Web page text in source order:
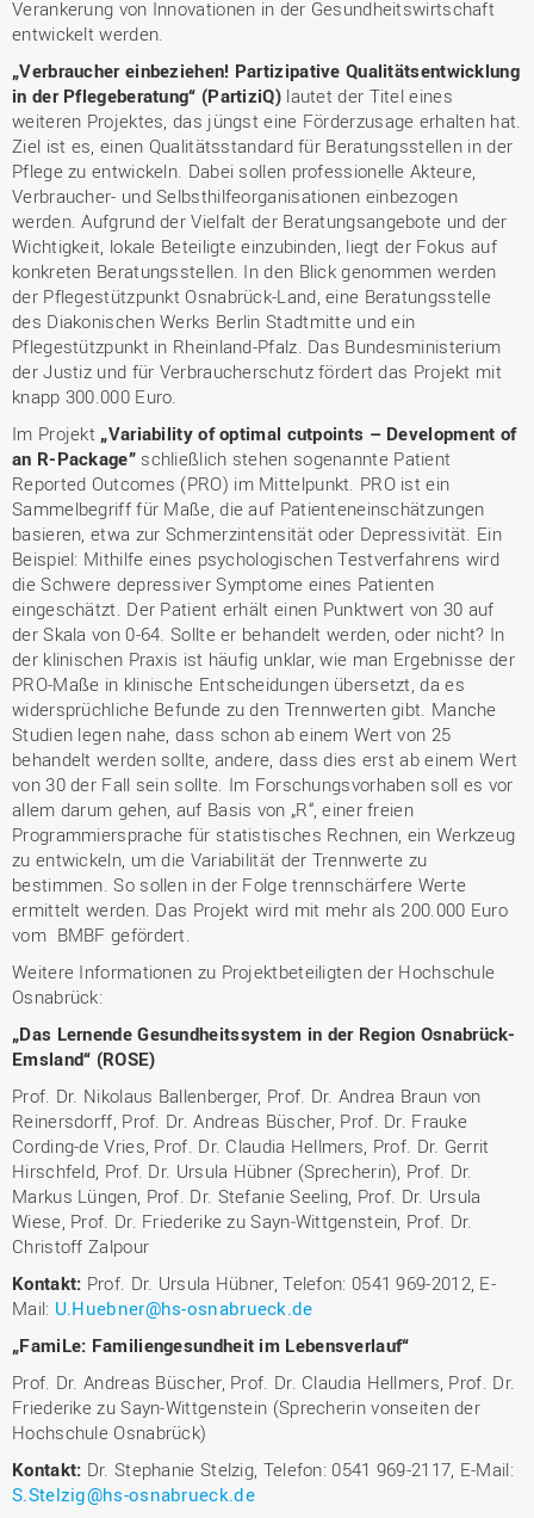
Verankerung von Innovationen in der Gesundheitswirtschaft
entwickelt werden.
„Verbraucher einbeziehen! Partizipative Qualitätsentwicklung
in der Pflegeberatung“ (PartiziQ)lautet der Titel eines
weiteren Projektes, das jüngst eine Förderzusage erhalten hat.
Ziel ist es, einen Qualitätsstandard für Beratungsstellen in der
Pflege zu entwickeln. Dabei sollen professionelle Akteure,
Verbraucher- und Selbsthilfeorganisationen einbezogen
werden. Aufgrund der Vielfalt der Beratungsangebote und der
Wichtigkeit, lokale Beteiligte einzubinden, liegt der Fokus auf
konkreten Beratungsstellen. In den Blick genommen werden
der Pflegestützpunkt Osnabrück-Land, eine Beratungsstelle
des Diakonischen Werks Berlin Stadtmitte und ein
Pflegestützpunkt in Rheinland-Pfalz. Das Bundesministerium
der Justiz und für Verbraucherschutz fördert das Projekt mit
knapp 300.000 Euro.
Im Projekt „Variability of optimal cutpoints – Development of
an R-Package”schließlich stehen sogenannte Patient
Reported Outcomes (PRO) im Mittelpunkt. PRO ist ein
Sammelbegriff für Maße, die auf Patienteneinschätzungen
basieren, etwa zur Schmerzintensität oder Depressivität. Ein
Beispiel: Mithilfe eines psychologischen Testverfahrens wird
die Schwere depressiver Symptome eines Patienten
eingeschätzt. Der Patient erhält einen Punktwert von 30 auf
der Skala von 0-64. Sollte er behandelt werden, oder nicht? In
der klinischen Praxis ist häufig unklar, wie man Ergebnisse der
PRO-Maße in klinische Entscheidungen übersetzt, da es
widersprüchliche Befunde zu den Trennwerten gibt. Manche
Studien legen nahe, dass schon ab einem Wert von 25
behandelt werden sollte, andere, dass dies erst ab einem Wert
von 30 der Fall sein sollte. Im Forschungsvorhaben soll es vor
allem darum gehen, auf Basis von „R“, einer freien
Programmiersprache für statistisches Rechnen, ein Werkzeug
zu entwickeln, um die Variabilität der Trennwerte zu
bestimmen. So sollen in der Folge trennschärfere Werte
ermittelt werden. Das Projekt wird mit mehr als 200.000 Euro
vom BMBF gefördert.
Weitere Informationen zu Projektbeteiligten der Hochschule
Osnabrück:
„Das Lernende Gesundheitssystem in der Region Osnabrück-
Emsland“ (ROSE)
Prof. Dr. Nikolaus Ballenberger, Prof. Dr. Andrea Braun von
Reinersdorff, Prof. Dr. Andreas Büscher, Prof. Dr. Frauke
Cording‐de Vries, Prof. Dr. Claudia Hellmers, Prof. Dr. Gerrit
Hirschfeld, Prof. Dr. Ursula Hübner (Sprecherin), Prof. Dr.
Markus Lüngen, Prof. Dr. Stefanie Seeling, Prof. Dr. Ursula
Wiese, Prof. Dr. Friederike zu Sayn‐Wittgenstein, Prof. Dr.
Christoff Zalpour
Kontakt: Prof. Dr. Ursula Hübner, Telefon: 0541 969-2012, E-
Mail: U.Huebner@hs-osnabrueck.de
„FamiLe: Familiengesundheit im Lebensverlauf“
Prof. Dr. Andreas Büscher, Prof. Dr. Claudia Hellmers, Prof. Dr.
Friederike zu Sayn‐Wittgenstein (Sprecherin vonseiten der
Hochschule Osnabrück)
Kontakt: Dr. Stephanie Stelzig, Telefon: 0541 969-2117, E-Mail:
S.Stelzig@hs-osnabrueck.de